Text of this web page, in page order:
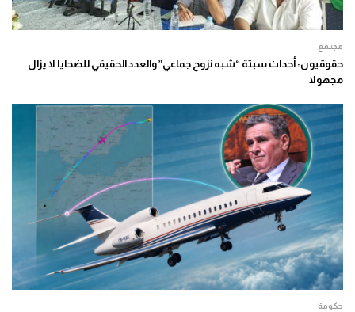
مجتمع
حقوقيون: أحداث سبتة “شبه نزوح جماعي” والعدد الحقيقي للضحايا لا يزال
مجهولا
حكومة